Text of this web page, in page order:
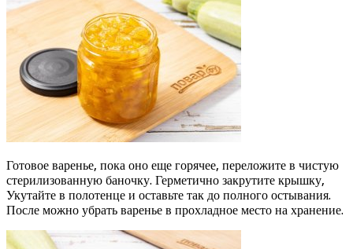
Готовое варенье, пока оно еще горячее, переложите в чистую
стерилизованную баночку. Герметично закрутите крышку,
Укутайте в полотенце и оставьте так до полного остывания.
После можно убрать варенье в прохладное место на хранение.